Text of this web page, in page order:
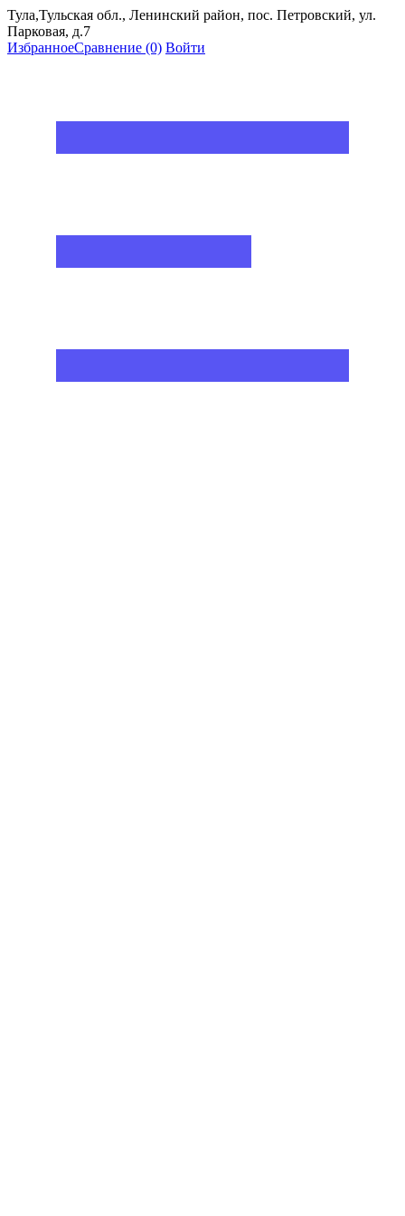
Тула,Тульская обл., Ленинский район, пос. Петровский, ул.
Парковая, д.7
ИзбранноеСравнение (0) Войти